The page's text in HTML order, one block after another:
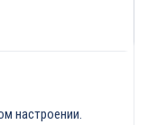
настроении.